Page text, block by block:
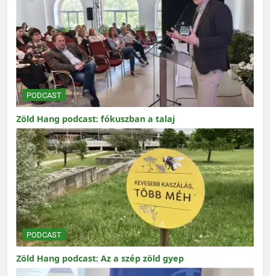
PODCAST
Zöld Hang podcast: fókuszban a talaj
PODCAST
Zöld Hang podcast: Az a szép zöld gyep